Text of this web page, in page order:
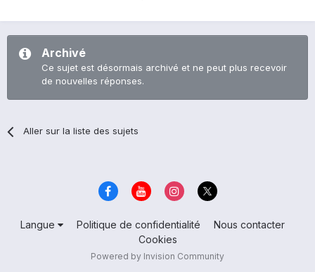
Archivé
Ce sujet est désormais archivé et ne peut plus recevoir
de nouvelles réponses.
Aller sur la liste des sujets
Langue Politique de confidentialité
Nous contacter
Cookies
Powered by Invision Community